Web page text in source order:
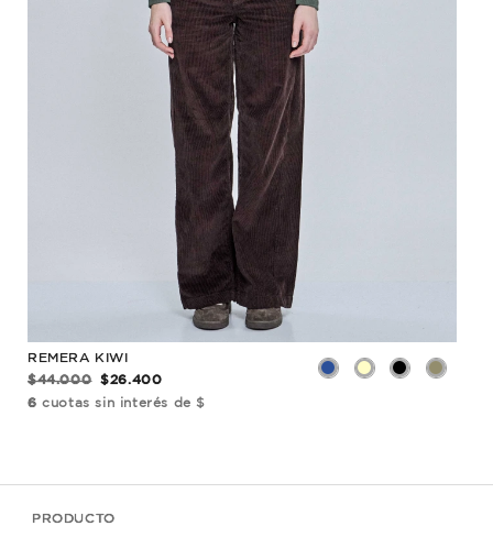
REMERA KIWI
$44.000
$26.400
6 cuotas sin interés de $
PRODUCTO